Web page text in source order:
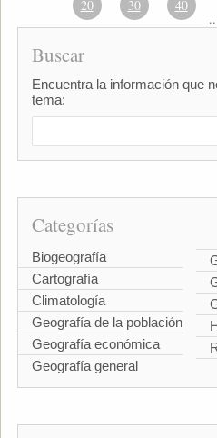
20
30 40
Buscar
Encuentra la información que
tema:
Categorías
Biogeografía
Cartografía
Climatología
Geografía de la población
Geografía económica
Geografía general